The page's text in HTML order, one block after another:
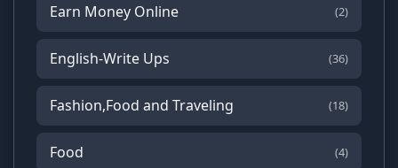
Earn Money Online (2)
English-Write Ups (36)
Fashion,Food and Traveling (18)
Food (4)